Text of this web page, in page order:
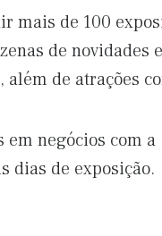
mais de 100
de novidades
de atrações
negócios com a
dias de exposição.